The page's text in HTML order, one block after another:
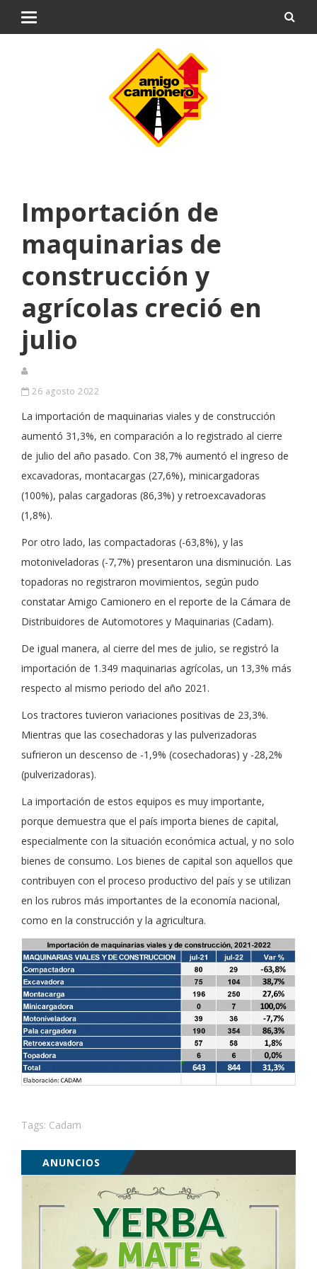
Importación de
maquinarias de
construcción y
agrícolas creció en
julio
26 agosto 2022
La importación de maquinarias viales y de construcción
aumentó 31,3%, en comparación a lo registrado al cierre
de julio del año pasado. Con 38,7% aumentó el ingreso de
excavadoras, montacargas (27,6%), minicargadoras
(100%), palas cargadoras (86,3%) y retroexcavadoras
(1,8%).
Por otro lado, las compactadoras (-63,8%), y las
motoniveladoras (-7,7%) presentaron una disminución. Las
topadoras no registraron movimientos, según pudo
constatar Amigo Camionero en el reporte de la Cámara de
Distribuidores de Automotores y Maquinarias (Cadam).
De igual manera, al cierre del mes de julio, se registró la
importación de 1.349 maquinarias agrícolas, un 13,3% más
respecto al mismo periodo del año 2021.
Los tractores tuvieron variaciones positivas de 23,3%.
Mientras que las cosechadoras y las pulverizadoras
sufrieron un descenso de -1,9% (cosechadoras) y -28,2%
(pulverizadoras).
La importación de estos equipos es muy importante,
porque demuestra que el país importa bienes de capital,
especialmente con la situación económica actual, y no solo
bienes de consumo. Los bienes de capital son aquellos que
contribuyen con el proceso productivo del país y se utilizan
en los rubros más importantes de la economía nacional,
como en la construcción y la agricultura.
Tags: Cadam
ANUNCIOS